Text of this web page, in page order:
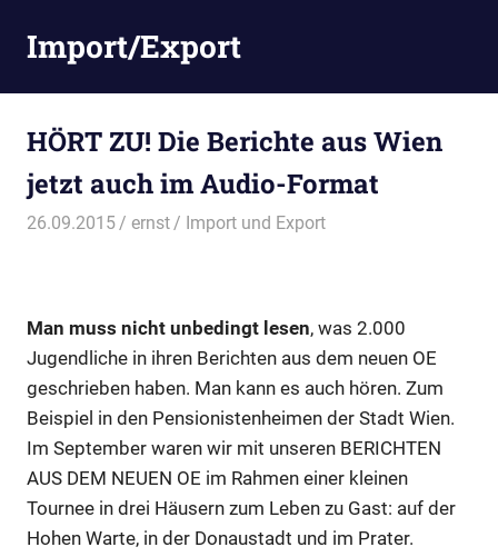
InhaltImport/Export
HÖRT ZU! Die Berichte aus Wien
jetzt auch im Audio-Format
26.09.2015 ernst Import und Export
Man muss nicht unbedingt lesen, was 2.000
Jugendliche in ihren Berichten aus dem neuen OE
geschrieben haben. Man kann es auch hören. Zum
Beispiel in den Pensionistenheimen der Stadt Wien.
Im September waren wir mit unseren BERICHTEN
AUS DEM NEUEN OE im Rahmen einer kleinen
Tournee in drei Häusern zum Leben zu Gast: auf der
Hohen Warte, in der Donaustadt und im Prater.